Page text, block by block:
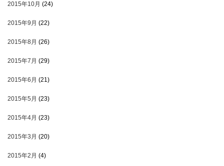
2015年10月 (24)
2015年9月 (22)
2015年8月 (26)
2015年7月 (29)
2015年6月 (21)
2015年5月 (23)
2015年4月 (23)
2015年3月 (20)
2015年2月 (4)